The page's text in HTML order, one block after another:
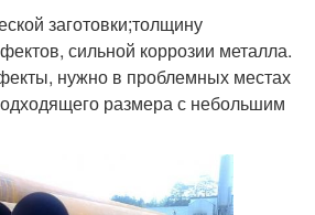
заготовки;толщину
сильной коррозии металла.
нужно в проблемных местах
размера с небольшим